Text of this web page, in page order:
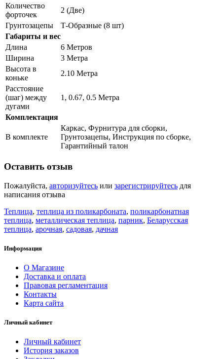
Количество
форточек
2 (Две)
Грунтозацепы
Т-Образные (8 шт)
Габариты и вес
Длина
6 Метров
Ширина
3 Метра
Высота в
коньке
2.10 Метра
Расстояние
(шаг) между
дугами
1, 0.67, 0.5 Метра
Комплектация
В комплекте
Каркас, Фурнитура для сборки,
Грунтозацепы, Инструкция по сборке,
Гарантийный талон
Оставить отзыв
Пожалуйста, авторизуйтесь или зарегистрируйтесь для
написания отзыва
Теплица, теплица из поликарбоната, поликарбонатная
теплица, металлическая теплица, парник, Беларусская
теплица, арочная, садовая, дачная
Информация
О Магазине
Доставка и оплата
Правовая регламентация
Контакты
Карта сайта
Личный кабинет
Личный кабинет
История заказов